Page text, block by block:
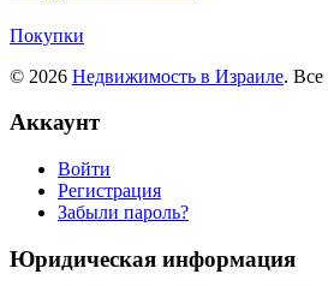
Покупки
© 2026 Недвижимость в Израиле.
Аккаунт
Войти
Регистрация
Забыли пароль?
Юридическая информация